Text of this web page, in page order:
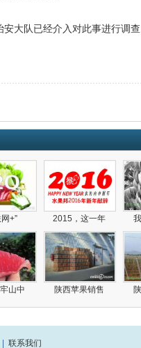
队已经介入对此事进行调查
+” 2015，这一年
山中 陕西苹果销售
联系我们